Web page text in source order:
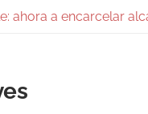
ahora a encarcelar